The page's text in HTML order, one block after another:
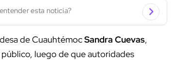
esta noticia?
de CuauhtémocSandra Cuevas,
luego de que autoridades